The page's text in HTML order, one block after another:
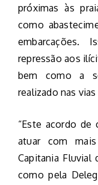
próximas às
como
embarcações.
repressão aos
bem como a
realizado nas
“Este acordo de
atuar com
Capitania Fluvial
como pela